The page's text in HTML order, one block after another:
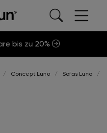
bis zu 20%
Concept Luno Sofas Luno